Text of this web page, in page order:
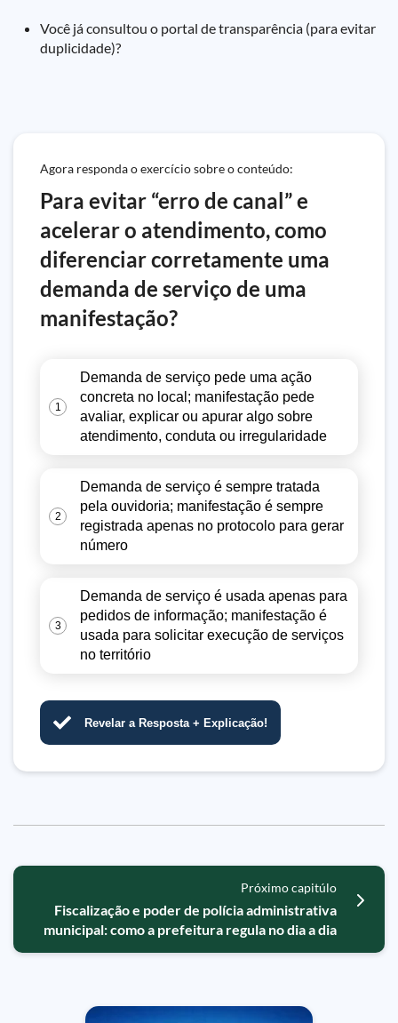
Você já consultou o portal de transparência (para evitar
duplicidade)?
Agora responda o exercício sobre o conteúdo:
Para evitar “erro de canal” e
acelerar o atendimento, como
diferenciar corretamente uma
demanda de serviço de uma
manifestação?
1
Demanda de serviço pede uma ação
concreta no local; manifestação pede
avaliar, explicar ou apurar algo sobre
atendimento, conduta ou irregularidade
2
Demanda de serviço é sempre tratada
pela ouvidoria; manifestação é sempre
registrada apenas no protocolo para gerar
número
3
Demanda de serviço é usada apenas para
pedidos de informação; manifestação é
usada para solicitar execução de serviços
no território
Revelar a Resposta + Explicação!
Próximo capitúlo
Fiscalização e poder de polícia administrativa
municipal: como a prefeitura regula no dia a dia